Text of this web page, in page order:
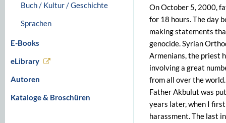
Buch / Kultur / Geschichte
Sprachen
E-Books
eLibrary
Autoren
Kataloge & Broschüren
On October 5, 2000,
for 18 hours. The day
making statements
genocide. Syrian
Armenians, the priest
involving a great
from all over the world.
Father Akbulut was
years later, when I
harassment. The last